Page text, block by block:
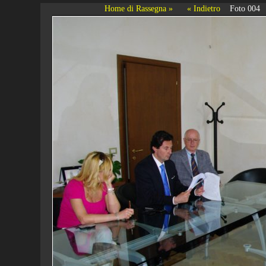
Home di Rassegna » « Indietro Foto 004